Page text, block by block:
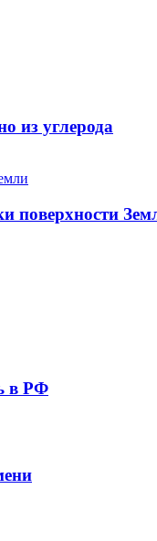
из углерода
поверхности
в РФ